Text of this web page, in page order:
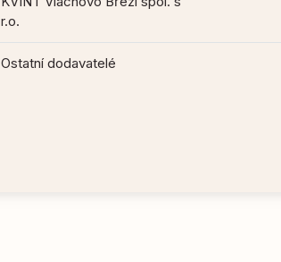
r.o.
Ostatní dodavatelé